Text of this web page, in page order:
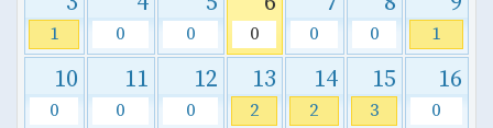
1 0 0 0 0 0 1
10
0
11
0
12
0
13
2
14
2
15
3
16
0